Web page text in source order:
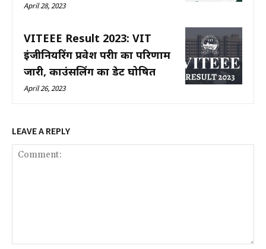
April 28, 2023
VITEEE Result 2023: VIT
इंजीनियरिंग प्रवेश परीक्षा का परिणाम
जारी, काउंसलिंग का डेट घोषित
April 26, 2023
LEAVE A REPLY